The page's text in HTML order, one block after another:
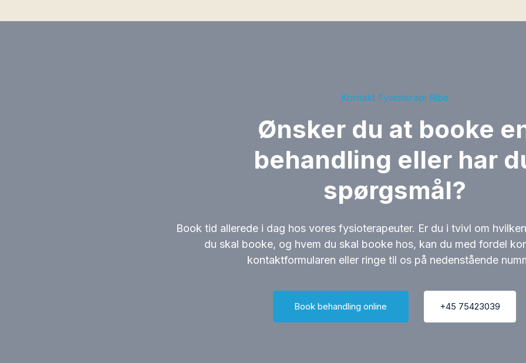
Kontakt Fysioterapi Ribe
Ønsker du at booke
behandling eller har
spørgsmål?
Book tid allerede i dag hos vores fysioterapeuter. Er du i tvivl om
du skal booke, og hvem du skal booke hos, kan du med fordel
kontaktformularen eller ringe til os på nedenstående
Book behandling online +45 75423039